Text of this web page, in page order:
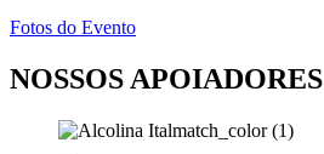
Fotos do Evento
NOSSOS APOIADORES